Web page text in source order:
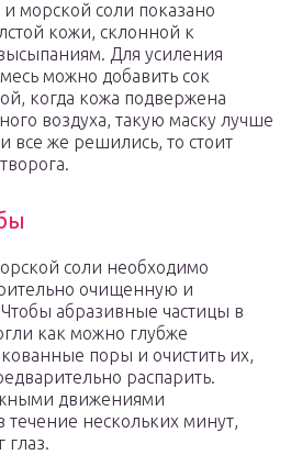
морской соли показано
кожи, склонной к
Для усиления
можно добавить сок
когда кожа подвержена
воздуха, такую маску лучше
все же решились, то стоит
соли необходимо
очищенную и
абразивные частицы в
как можно глубже
поры и очистить их,
распарить.
движениями
течение нескольких минут,
глаз.